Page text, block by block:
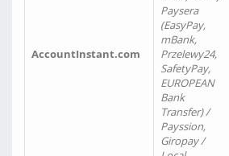
AccountInstant.com
Paysera
(EasyPay,
mBank,
Przelewy24,
SafetyPay,
EUROPEAN
Bank
Transfer) /
Payssion,
Giropay /